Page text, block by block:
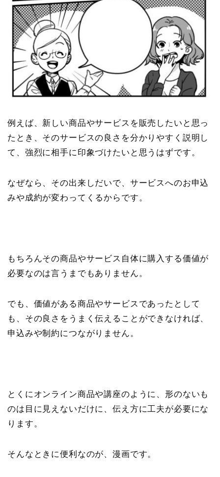
例えば、新しい商品やサービスを販売したいと思っ
たとき、そのサービスの良さを分かりやすく説明し
て、強烈に相手に印象づけたいと思うはずです。
なぜなら、その出来しだいで、サービスへのお申込
みや成約が変わってくるからです。
もちろんその商品やサービス自体に購入する価値が
必要なのは言うまでもありません。
でも、価値がある商品やサービスであったとして
も、その良さをうまく伝えることができなければ、
申込みや制約につながりません。
とくにオンライン商品や講座のように、形のないも
のは目に見えないだけに、伝え方に工夫が必要にな
ります。
そんなときに便利なのが、漫画です。